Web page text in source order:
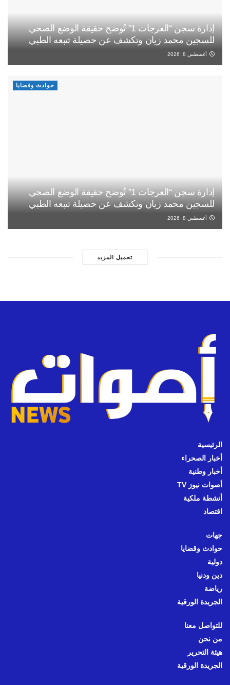
إدارة سجن “العرجات 1” تُوضح حقيقة الوضع الصحي
للسجين محمد زيان وتكشف عن حصيلة تتبعه الطبي
أغسطس 8, 2026
حوادث وقضايا
إدارة سجن “العرجات 1” تُوضح حقيقة الوضع الصحي
للسجين محمد زيان وتكشف عن حصيلة تتبعه الطبي
أغسطس 8, 2026
تحميل المزيد
الرئيسية
أخبار الصحراء
أخبار وطنية
أصوات نيوز TV
أنشطة ملكية
اقتصاد
جهات
حوادث وقضايا
دولية
دين ودنيا
رياضة
الجريدة الورقية
للتواصل معنا
من نحن
هيئة التحرير
الجريدة الورقية